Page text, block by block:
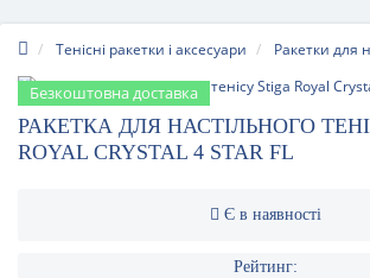
Тенісні ракетки і аксесуари Ракетки для
Безкоштовна доставка
РАКЕТКА ДЛЯ НАСТІЛЬНОГО
ROYAL CRYSTAL 4 STAR FL
Є в наявності
Рейтинг: